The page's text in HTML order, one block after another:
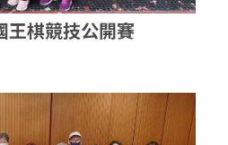
王棋競技公開賽